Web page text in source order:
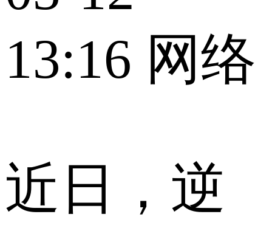
13:16 网络
近日，逆